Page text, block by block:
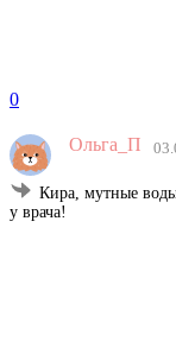
0
Ольга_П
Кира, мутные
у врача!